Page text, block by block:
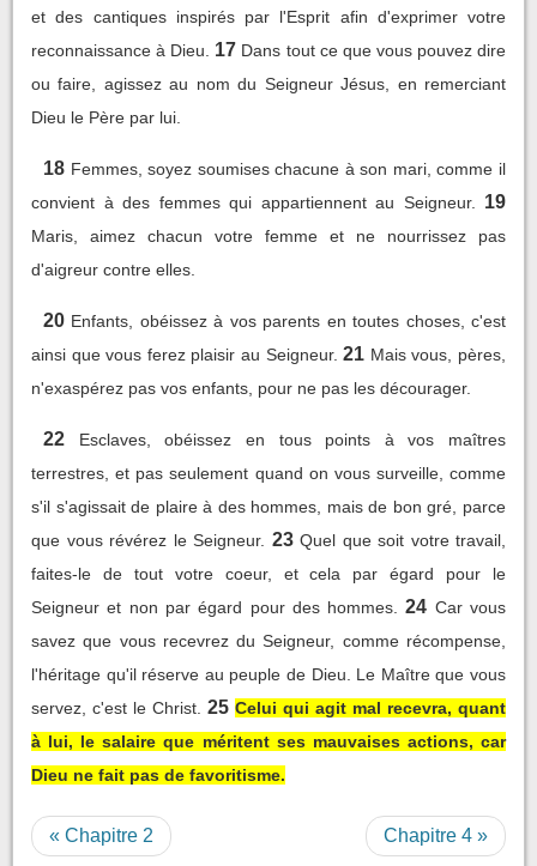
et des cantiques inspirés par l'Esprit afin d'exprimer votre
reconnaissance à Dieu.
17 Dans tout ce que vous pouvez dire
ou faire, agissez au nom du Seigneur Jésus, en remerciant
Dieu le Père par lui.
18 Femmes, soyez soumises chacune à son mari, comme il
convient à des femmes qui appartiennent au Seigneur.
19
Maris, aimez chacun votre femme et ne nourrissez pas
d'aigreur contre elles.
20 Enfants, obéissez à vos parents en toutes choses, c'est
ainsi que vous ferez plaisir au Seigneur. 21 Mais vous, pères,
n'exaspérez pas vos enfants, pour ne pas les décourager.
22
Esclaves, obéissez en tous points à vos maîtres
terrestres, et pas seulement quand on vous surveille, comme
s'il s'agissait de plaire à des hommes, mais de bon gré, parce
que vous révérez le Seigneur. 23 Quel que soit votre travail,
faites-le de tout votre coeur, et cela par égard pour le
Seigneur et non par égard pour des hommes.
24 Car vous
savez que vous recevrez du Seigneur, comme récompense,
l'héritage qu'il réserve au peuple de Dieu. Le Maître que vous
servez, c'est le Christ. 25 Celui qui agit mal recevra, quant
à lui, le salaire que méritent ses mauvaises actions, car
Dieu ne fait pas de favoritisme.
« Chapitre 2 Chapitre 4 »